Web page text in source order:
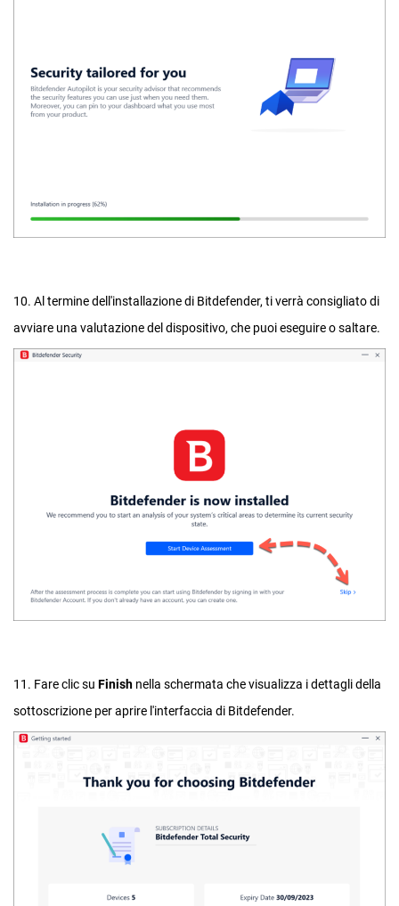
10. Al termine dell'installazione di Bitdefender, ti verrà consigliato di
avviare una valutazione del dispositivo, che puoi eseguire o saltare.
11. Fare clic su Finish nella schermata che visualizza i dettagli della
sottoscrizione per aprire l'interfaccia di Bitdefender.